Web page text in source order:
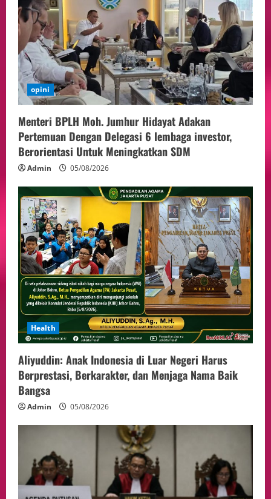
opini
Menteri BPLH Moh. Jumhur Hidayat Adakan
Pertemuan Dengan Delegasi 6 lembaga investor,
Berorientasi Untuk Meningkatkan SDM
Admin 05/08/2026
Health
Aliyuddin: Anak Indonesia di Luar Negeri Harus
Berprestasi, Berkarakter, dan Menjaga Nama Baik
Bangsa
Admin 05/08/2026